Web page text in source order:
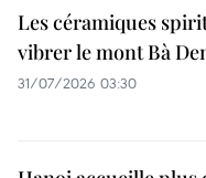
Les céramiques
vibrer le mont Bà
31/07/2026 03:30